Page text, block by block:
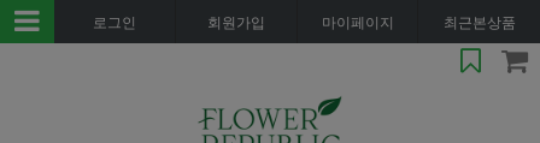
로그인 회원가입 마이페이지 최근본상품